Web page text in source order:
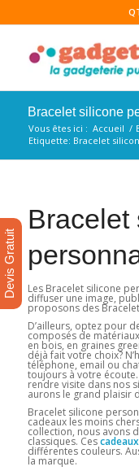
Bracelet silicone
Vous êtes ici : Accueil /
Etiquette: Bracelet
Bracelet
Les Bracelet silicone
diffuser une image,
proposons des
D’ailleurs, optez pour
composés de
en bois, en graines
déjà fait votre choix?
téléphone, email ou
toujours à votre
rendre visite dans nos
aurons le grand plaisir
Bracelet silicone
cadeaux les moins
collection, nous avons
classiques. Cescadeaux
différentes couleurs.
la marque.
Devis Gratuit